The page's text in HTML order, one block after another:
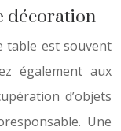
décoration
table est souvent
également aux
d’objets
Une